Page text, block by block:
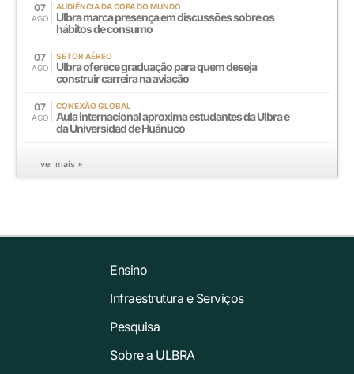
07
AGO
AUDIÊNCIA DA COPA DO MUNDO
Ulbra marca presença em discussões sobre os
hábitos de consumo
07
AGO
SETOR AÉREO
Ulbra oferece graduação para quem deseja
construir carreira na aviação
07
AGO
CONEXÃO GLOBAL
Aula internacional aproxima estudantes da Ulbra e
da Universidad de Huánuco
ver mais »
Ensino
Infraestrutura e Serviços
Pesquisa
Sobre a ULBRA